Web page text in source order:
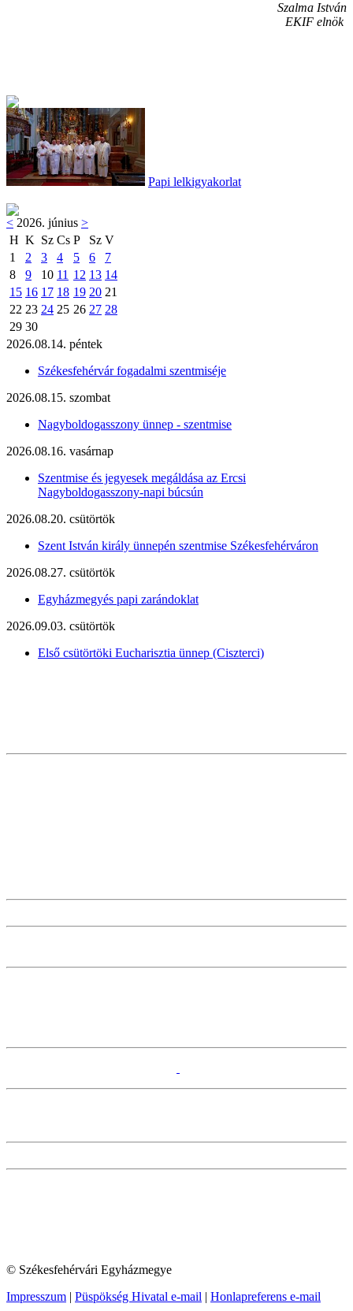
Szalma István
EKIF elnök
Papi lelkigyakorlat
< 2026. június >
H K Sz Cs P Sz V
1
2 3 4 5 6
7
8
9 10 11 12 13 14
15 16 17 18 19 20 21
22 23 24 25 26 27 28
29 30
2026.08.14. péntek
Székesfehérvár fogadalmi szentmiséje
2026.08.15. szombat
Nagyboldogasszony ünnep - szentmise
2026.08.16. vasárnap
Szentmise és jegyesek megáldása az Ercsi
Nagyboldogasszony-napi búcsún
2026.08.20. csütörtök
Szent István király ünnepén szentmise Székesfehérváron
2026.08.27. csütörtök
Egyházmegyés papi zarándoklat
2026.09.03. csütörtök
Első csütörtöki Eucharisztia ünnep (Ciszterci)
© Székesfehérvári Egyházmegye
Impresszum | Püspökség Hivatal e-mail | Honlapreferens e-mail